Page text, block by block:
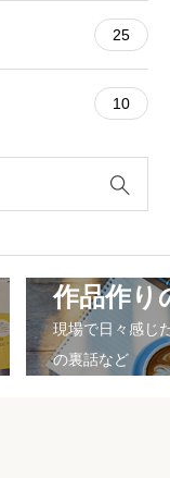
25
10
作品作り
現場で日々感じ
の裏話など